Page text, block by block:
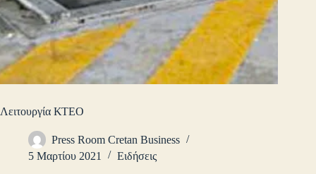
Λειτουργία ΚΤΕΟ
Press Room Cretan Business
5 Μαρτίου 2021
Ειδήσεις